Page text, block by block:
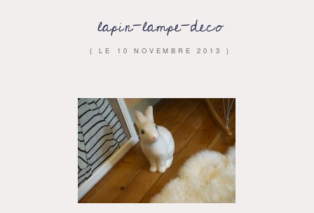
lapin-lampe-deco
{ LE 10 NOVEMBRE 2013 }